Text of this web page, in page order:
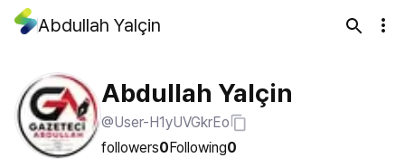
Abdullah Yalçin
Abdullah Yalçin
@User-H1yUVGkrEo
followers0Following0